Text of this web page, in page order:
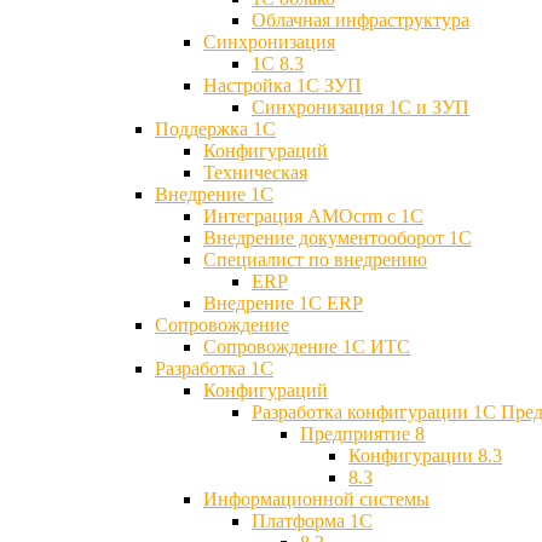
Облачная инфраструктура
Синхронизация
1С 8.3
Настройка 1С ЗУП
Синхронизация 1С и ЗУП
Поддержка 1С
Конфигураций
Техническая
Внедрение 1С
Интеграция AMOcrm с 1C
Внедрение документооборот 1С
Специалист по внедрению
ERP
Внедрение 1С ERP
Cопровождение
Cопровождение 1С ИТС
Разработка 1C
Конфигураций
Разработка конфигурации 1С
Предприятие 8
Конфигурации 8.3
8.3
Информационной системы
Платформа 1С